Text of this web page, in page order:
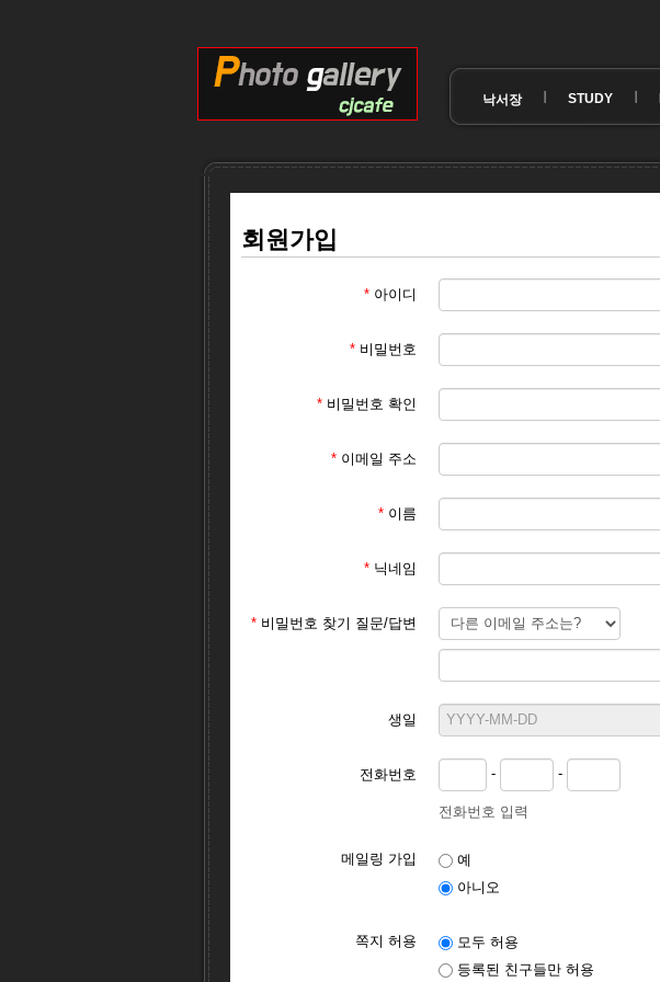
낙서장 STUDY
회원가입
*아이디
*비밀번호
*비밀번호 확인
*이메일 주소
*이름
*닉네임
*비밀번호 찾기 질문/답변
생일
전화번호 - -
전화번호 입력
메일링 가입
예
아니오
쪽지 허용
모두 허용
등록된 친구들만 허용